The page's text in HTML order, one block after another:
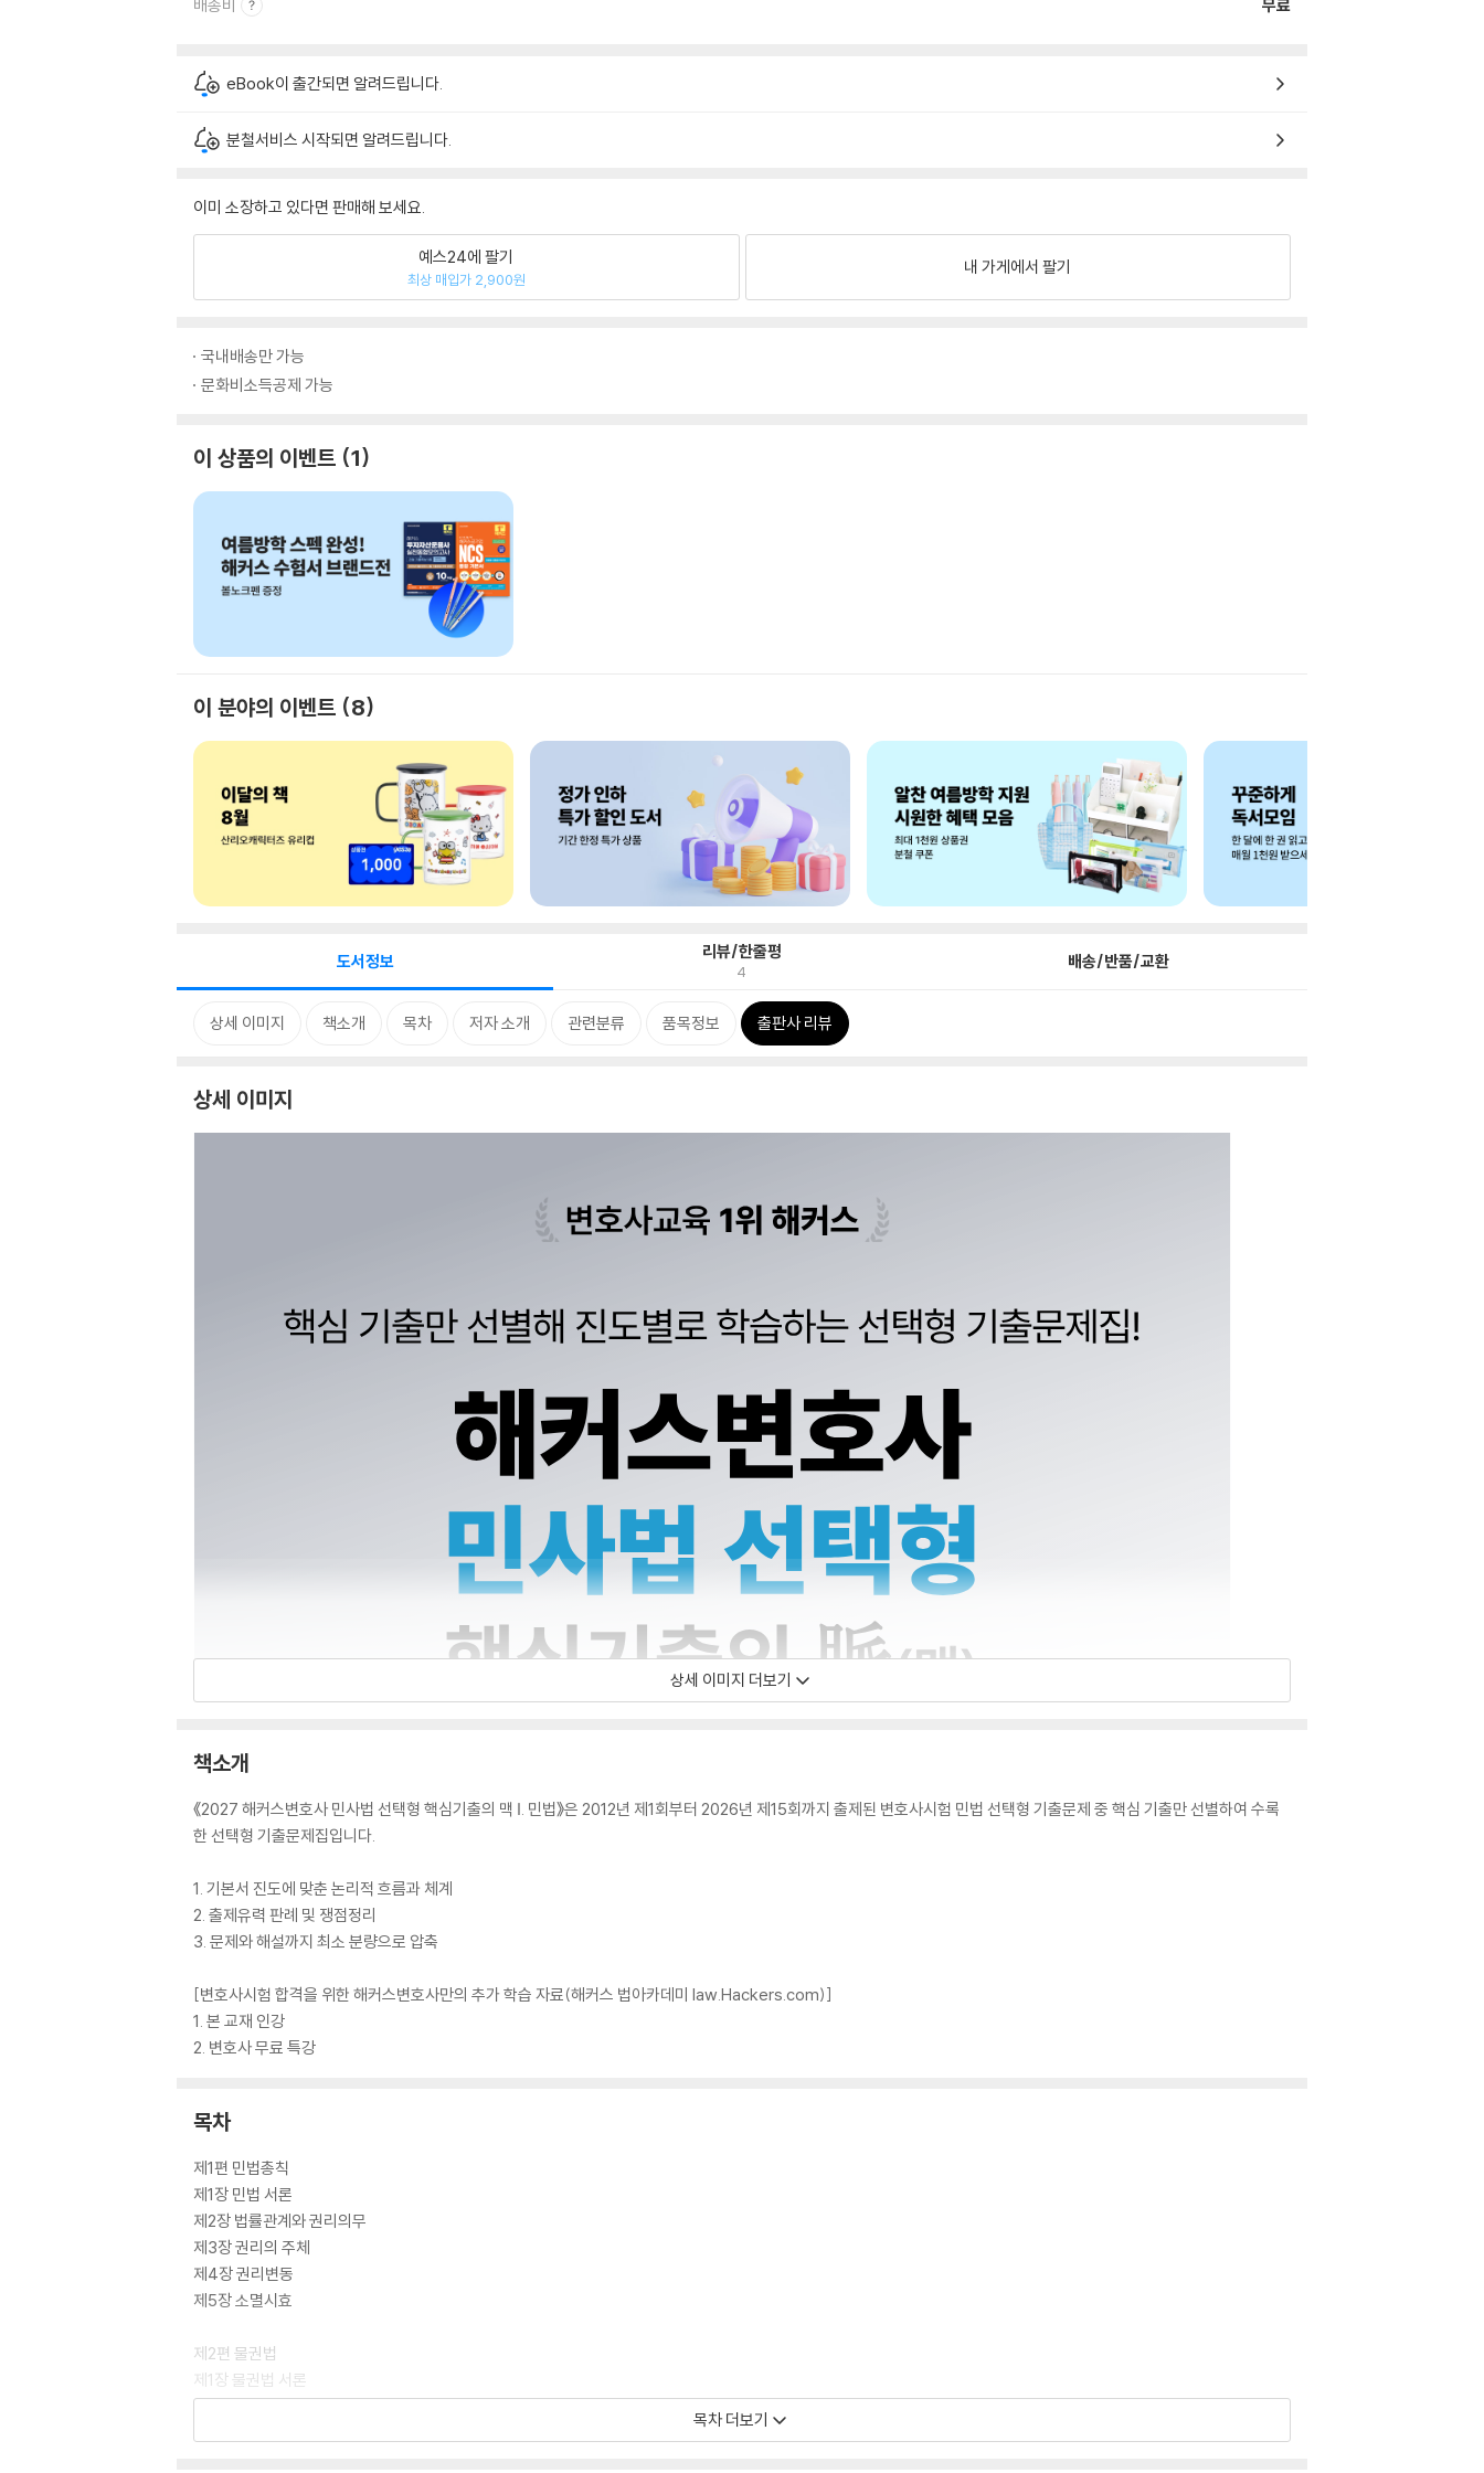
배송비 무료
eBook이 출간되면 알려드립니다.
분철서비스 시작되면 알려드립니다.
이미 소장하고 있다면 판매해 보세요.
예스24에 팔기
최상 매입가 2,900원
내 가게에서 팔기
국내배송만 가능
문화비소득공제 가능
이 상품의 이벤트 1
이 분야의 이벤트 8
도서정보 리뷰/한줄평
4 배송/반품/교환
상세 이미지 책소개 목차 저자 소개 관련분류 품목정보 출판사 리뷰
상세 이미지
상세 이미지 더보기
책소개
《2027 해커스변호사 민사법 선택형 핵심기출의 맥 Ⅰ. 민법》은 2012년 제1회부터 2026년 제15회까지 출제된 변호사시험 민법 선택형 기출문제 중 핵심 기출만 선별하여 수록
한 선택형 기출문제집입니다.
1. 기본서 진도에 맞춘 논리적 흐름과 체계
2. 출제유력 판례 및 쟁점정리
3. 문제와 해설까지 최소 분량으로 압축
[변호사시험 합격을 위한 해커스변호사만의 추가 학습 자료(해커스 법아카데미 law.Hackers.com)]
1. 본 교재 인강
2. 변호사 무료 특강
목차
제1편 민법총칙
제1장 민법 서론
제2장 법률관계와 권리의무
제3장 권리의 주체
제4장 권리변동
제5장 소멸시효
제2편 물권법
제1장 물권법 서론
제2장 물권의 변동
목차 더보기